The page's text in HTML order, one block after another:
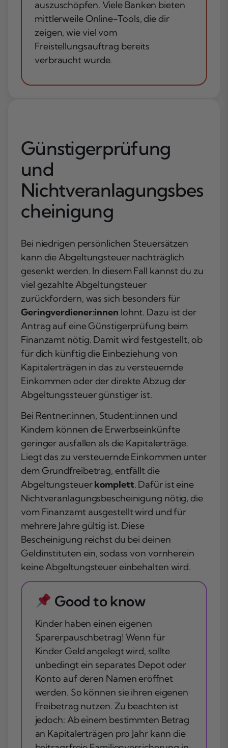
auszuschöpfen. Viele Banken bieten
mittlerweile Online-Tools, die dir
zeigen, wie viel vom
Freistellungsauftrag bereits
verbraucht wurde.
Günstigerprüfung
und
Nichtveranlagungsbes
cheinigung
Bei niedrigen persönlichen Steuersätzen
kann die Abgeltungsteuer nachträglich
gesenkt werden. In diesem Fall kannst du zu
viel gezahlte Abgeltungsteuer
zurückfordern, was sich besonders für
Geringverdiener:innen lohnt. Dazu ist der
Antrag auf eine Günstigerprüfung beim
Finanzamt nötig. Damit wird festgestellt, ob
für dich künftig die Einbeziehung von
Kapitalerträgen in das zu versteuernde
Einkommen oder der direkte Abzug der
Abgeltungssteuer günstiger ist.
Bei Rentner:innen, Student:innen und
Kindern können die Erwerbseinkünfte
geringer ausfallen als die Kapitalerträge.
Liegt das zu versteuernde Einkommen unter
dem Grundfreibetrag, entfällt die
Abgeltungsteuerkomplett. Dafür ist eine
Nichtveranlagungsbescheinigung nötig, die
vom Finanzamt ausgestellt wird und für
mehrere Jahre gültig ist. Diese
Bescheinigung reichst du bei deinen
Geldinstituten ein, sodass von vornherein
keine Abgeltungsteuer einbehalten wird.
Good to know
Kinder haben einen eigenen
Sparerpauschbetrag! Wenn für
Kinder Geld angelegt wird, sollte
unbedingt ein separates Depot oder
Konto auf deren Namen eröffnet
werden. So können sie ihren eigenen
Freibetrag nutzen. Zu beachten ist
jedoch: Ab einem bestimmten Betrag
an Kapitalerträgen pro Jahr kann die